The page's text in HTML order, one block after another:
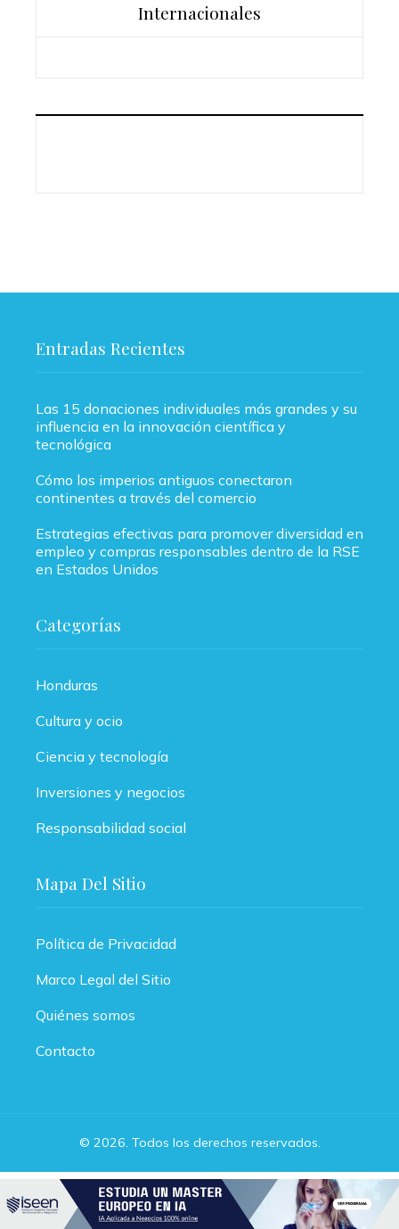
Internacionales
Entradas Recientes
Las 15 donaciones individuales más grandes y su
influencia en la innovación científica y
tecnológica
Cómo los imperios antiguos conectaron
continentes a través del comercio
Estrategias efectivas para promover diversidad en
empleo y compras responsables dentro de la RSE
en Estados Unidos
Categorías
Honduras
Cultura y ocio
Ciencia y tecnología
Inversiones y negocios
Responsabilidad social
Mapa Del Sitio
Política de Privacidad
Marco Legal del Sitio
Quiénes somos
Contacto
© 2026. Todos los derechos reservados.